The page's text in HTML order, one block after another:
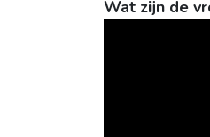
Wat zijn de